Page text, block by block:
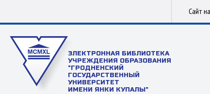
Сайт
ЭЛЕКТРОННАЯ БИБЛИОТЕКА
УЧРЕЖДЕНИЯ ОБРАЗОВАНИЯ
"ГРОДНЕНСКИЙ
ГОСУДАРСТВЕННЫЙ
УНИВЕРСИТЕТ
ИМЕНИ ЯНКИ КУПАЛЫ"